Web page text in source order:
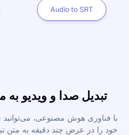
Audio to SRT
تبدیل صدا و ویدیو به
با فناوری هوش مصنوعی، می‌توانید
خود را در عرض چند دقیقه به متن